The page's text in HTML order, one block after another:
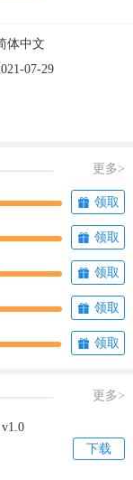
体中文
07-29
更多>
领取
领取
领取
领取
领取
更多>
下载